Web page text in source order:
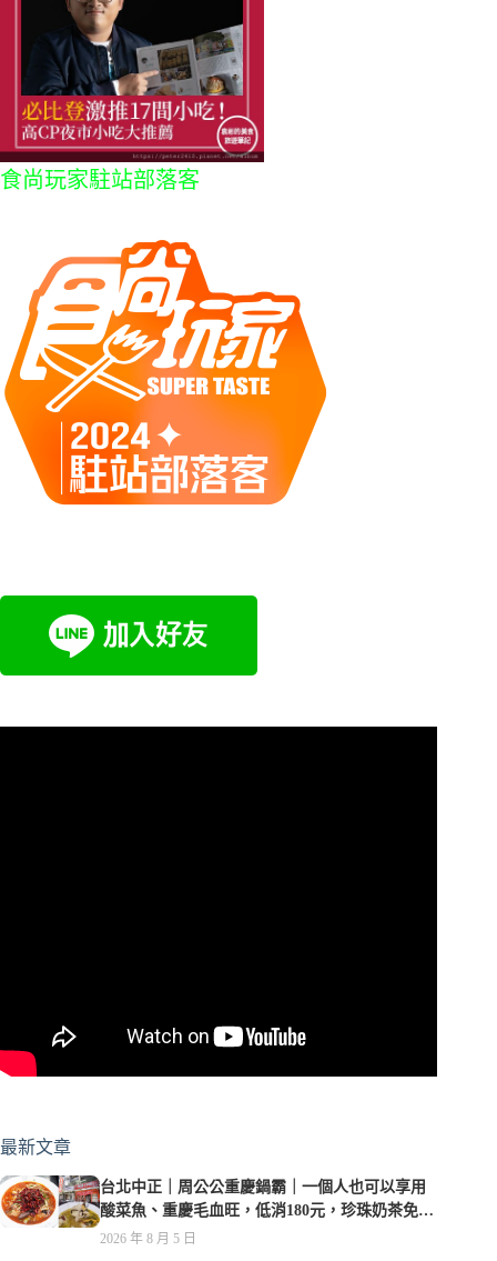
食尚玩家駐站部落客
最新文章
台北中正｜周公公重慶鍋霸｜一個人也可以享用
酸菜魚、重慶毛血旺，低消180元，珍珠奶茶免費
喝到爽
2026 年 8 月 5 日